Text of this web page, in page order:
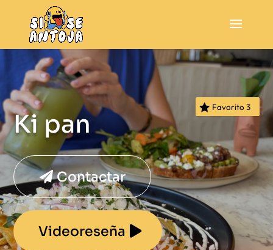
Ki pan
Favorito3
Contactar
Videoreseña